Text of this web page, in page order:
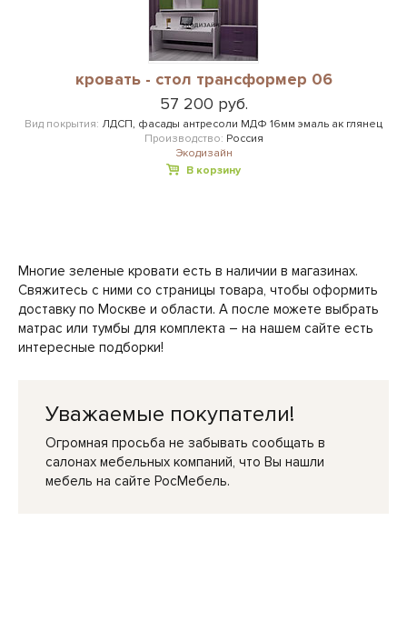
кровать - стол трансформер 06
57 200 руб.
Вид покрытия: ЛДСП, фасады антресоли МДФ 16мм эмаль ак глянец
Производство: Россия
Экодизайн
В корзину
Многие зеленые кровати есть в наличии в магазинах.
Свяжитесь с ними со страницы товара, чтобы оформить
доставку по Москве и области. А после можете выбрать
матрас или тумбы для комплекта – на нашем сайте есть
интересные подборки!
Уважаемые покупатели!
Огромная просьба не забывать сообщать в
салонах мебельных компаний, что Вы нашли
мебель на сайте РосМебель.